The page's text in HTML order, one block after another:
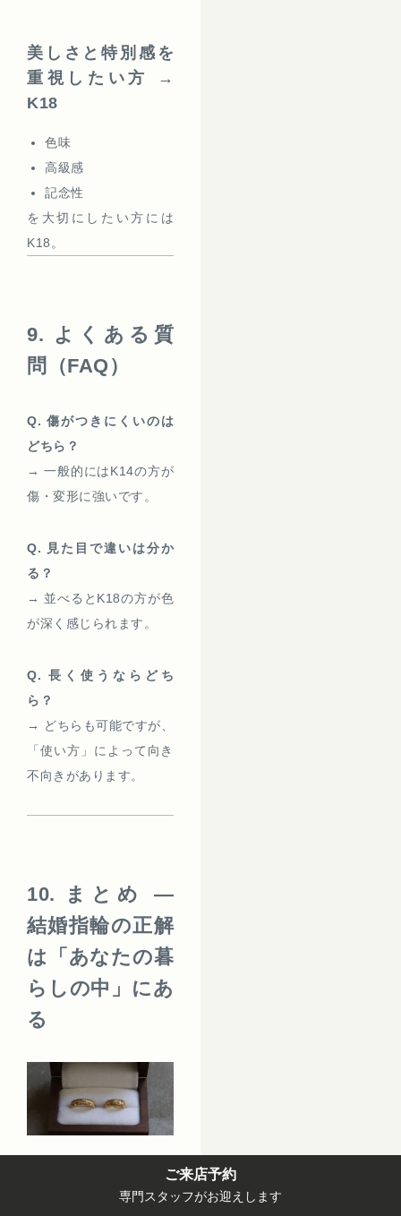
美しさと特別感を
重視したい方 →
K18
色味
高級感
記念性
を大切にしたい方には
K18。
9. よくある質
問（FAQ）
Q. 傷がつきにくいのは
どちら？
→ 一般的にはK14の方が
傷・変形に強いです。
Q. 見た目で違いは分か
る？
→ 並べるとK18の方が色
が深く感じられます。
Q. 長く使うならどち
ら？
→ どちらも可能ですが、
「使い方」によって向き
不向きがあります。
10. まとめ ―
結婚指輪の正解
は「あなたの暮
らしの中」にあ
る
どちらが上か、という答
ご来店予約
専門スタッフがお迎えします